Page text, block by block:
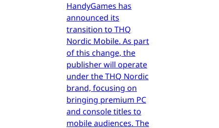
HandyGames has
announced its
transition to THQ
Nordic Mobile. As part
of this change, the
publisher will operate
under the THQ Nordic
brand, focusing on
bringing premium PC
and console titles to
mobile audiences. The